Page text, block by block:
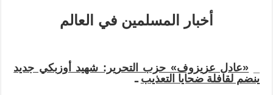
أخبار المسلمين في العالم
«عادل عزيزوف» حزب التحرير: شهيد أوزبكي جديد
ينضم لقافلة ضحايا التعذيب ـ